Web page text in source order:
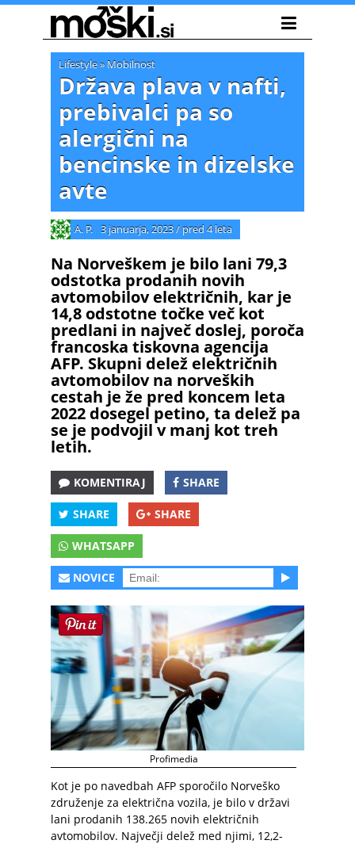
Lifestyle» Mobilnost
Država plava v nafti,
prebivalci pa so
alergični na
bencinske in dizelske
avte
A. P. 3 januarja, 2023/ pred 4 leta
Na Norveškem je bilo lani 79,3
odstotka prodanih novih
avtomobilov električnih, kar je
14,8 odstotne točke več kot
predlani in največ doslej, poroča
francoska tiskovna agencija
AFP. Skupni delež električnih
avtomobilov na norveških
cestah je že pred koncem leta
2022 dosegel petino, ta delež pa
se je podvojil v manj kot treh
letih.
KOMENTIRAJ SHARE
SHARE SHARE
WHATSAPP
NOVICE
Profimedia
Kot je po navedbah AFP sporočilo Norveško
združenje za električna vozila, je bilo v državi
lani prodanih 138.265 novih električnih
avtomobilov. Največji delež med njimi, 12,2-